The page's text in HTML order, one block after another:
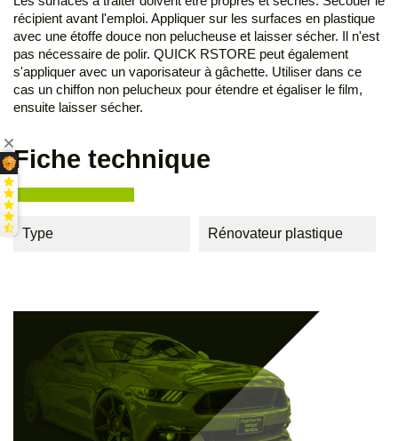
récipient avant l'emploi. Appliquer sur les surfaces en plastique
avec une étoffe douce non pelucheuse et laisser sécher. Il n'est
pas nécessaire de polir. QUICK RSTORE peut également
s'appliquer avec un vaporisateur à gâchette. Utiliser dans ce
cas un chiffon non pelucheux pour étendre et égaliser le film,
ensuite laisser sécher.
Fiche technique
Type Rénovateur plastique